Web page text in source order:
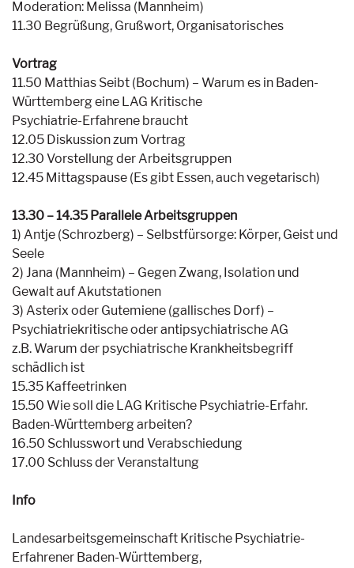
Moderation: Melissa (Mannheim)
11.30 Begrüßung, Grußwort, Organisatorisches
Vortrag
11.50 Matthias Seibt (Bochum) – Warum es in Baden-
Württemberg eine LAG Kritische
Psychiatrie-Erfahrene braucht
12.05 Diskussion zum Vortrag
12.30 Vorstellung der Arbeitsgruppen
12.45 Mittagspause (Es gibt Essen, auch vegetarisch)
13.30 – 14.35 Parallele Arbeitsgruppen
1) Antje (Schrozberg) – Selbstfürsorge: Körper, Geist und
Seele
2) Jana (Mannheim) – Gegen Zwang, Isolation und
Gewalt auf Akutstationen
3) Asterix oder Gutemiene (gallisches Dorf) –
Psychiatriekritische oder antipsychiatrische AG
z.B. Warum der psychiatrische Krankheitsbegriff
schädlich ist
15.35 Kaffeetrinken
15.50 Wie soll die LAG Kritische Psychiatrie-Erfahr.
Baden-Württemberg arbeiten?
16.50 Schlusswort und Verabschiedung
17.00 Schluss der Veranstaltung
Info
Landesarbeitsgemeinschaft Kritische Psychiatrie-
Erfahrener Baden-Württemberg,